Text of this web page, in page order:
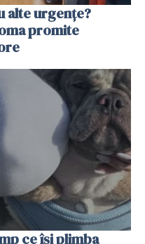
alte urgențe?
promite
ce își plimba